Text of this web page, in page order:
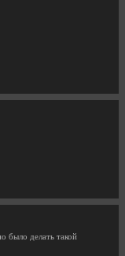
было делать такой